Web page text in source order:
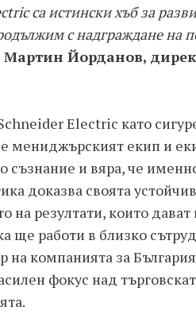
са истински хъб за
с надграждане на
Мартин Йорданов,
Electric като
мениджърският екип и
съзнание и вяра, че
доказва своята
на резултати, които дават
ще работи в близко
на компанията за
фокус над